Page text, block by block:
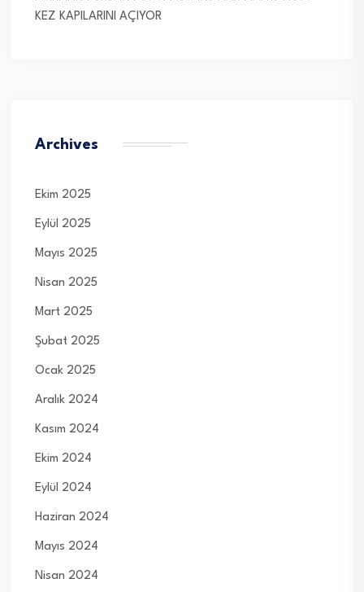
KEZ KAPILARINI AÇIYOR
Archives
Ekim 2025
Eylül 2025
Mayıs 2025
Nisan 2025
Mart 2025
Şubat 2025
Ocak 2025
Aralık 2024
Kasım 2024
Ekim 2024
Eylül 2024
Haziran 2024
Mayıs 2024
Nisan 2024